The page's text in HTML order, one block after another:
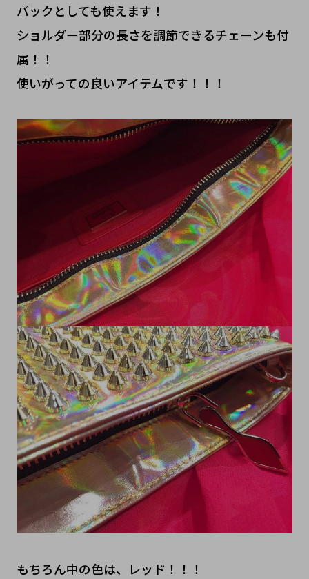
バックとしても使えます！
ショルダー部分の長さを調節できるチェーンも付
属！！
使いがっての良いアイテムです！！！
もちろん中の色は、レッド！！！